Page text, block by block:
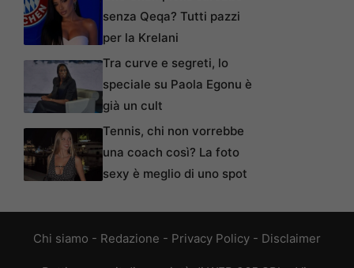
senza Qeqa? Tutti pazzi
per la Krelani
Tra curve e segreti, lo
speciale su Paola Egonu è
già un cult
Tennis, chi non vorrebbe
una coach così? La foto
sexy è meglio di uno spot
Chi siamo - Redazione - Privacy Policy - Disclaimer